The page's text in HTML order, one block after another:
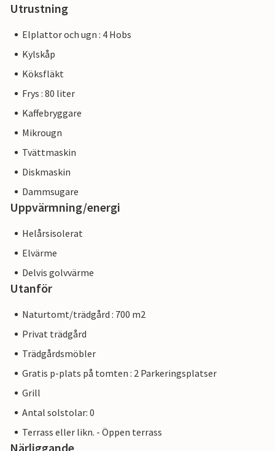
Utrustning
Elplattor och ugn : 4 Hobs
Kylskåp
Köksfläkt
Frys : 80 liter
Kaffebryggare
Mikrougn
Tvättmaskin
Diskmaskin
Dammsugare
Uppvärmning/energi
Helårsisolerat
Elvärme
Delvis golvvärme
Utanför
Naturtomt/trädgård : 700 m2
Privat trädgård
Trädgårdsmöbler
Gratis p-plats på tomten : 2 Parkeringsplatser
Grill
Antal solstolar: 0
Terrass eller likn. - Öppen terrass
Närliggande